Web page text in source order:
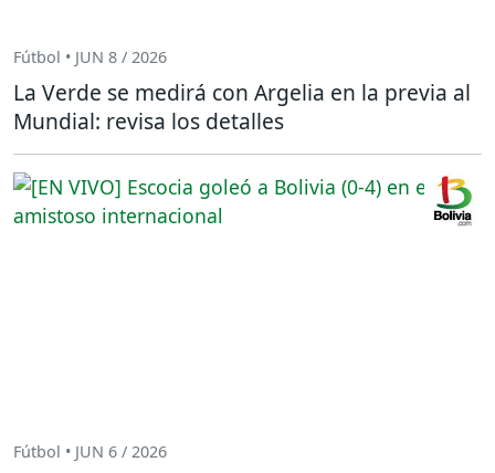
Fútbol • JUN 8 / 2026
La Verde se medirá con Argelia en la previa al
Mundial: revisa los detalles
Fútbol • JUN 6 / 2026